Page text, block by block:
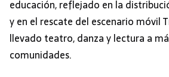
educación, reflejado en la
y en el rescate del escenario móvil
llevado teatro, danza y lectura a
comunidades.